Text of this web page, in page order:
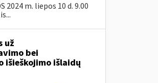
2024 m. liepos 10 d. 9.00
už
bei
išieškojimo išlaidų